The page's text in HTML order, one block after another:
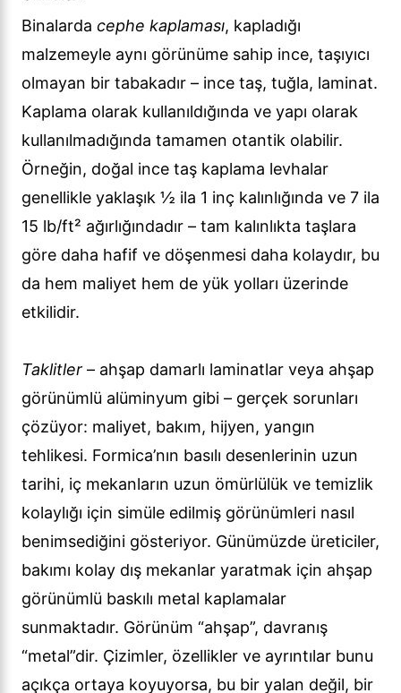
Binalarda cephe kaplaması, kapladığı
malzemeyle aynı görünüme sahip ince, taşıyıcı
olmayan bir tabakadır – ince taş, tuğla, laminat.
Kaplama olarak kullanıldığında ve yapı olarak
kullanılmadığında tamamen otantik olabilir.
Örneğin, doğal ince taş kaplama levhalar
genellikle yaklaşık ½ ila 1 inç kalınlığında ve 7 ila
15 lb/ft² ağırlığındadır – tam kalınlıkta taşlara
göre daha hafif ve döşenmesi daha kolaydır, bu
da hem maliyet hem de yük yolları üzerinde
etkilidir.
Taklitler – ahşap damarlı laminatlar veya ahşap
görünümlü alüminyum gibi – gerçek sorunları
çözüyor: maliyet, bakım, hijyen, yangın
tehlikesi. Formica’nın basılı desenlerinin uzun
tarihi, iç mekanların uzun ömürlülük ve temizlik
kolaylığı için simüle edilmiş görünümleri nasıl
benimsediğini gösteriyor. Günümüzde üreticiler,
bakımı kolay dış mekanlar yaratmak için ahşap
görünümlü baskılı metal kaplamalar
sunmaktadır. Görünüm “ahşap”, davranış
“metal”dir. Çizimler, özellikler ve ayrıntılar bunu
açıkça ortaya koyuyorsa, bu bir yalan değil, bir